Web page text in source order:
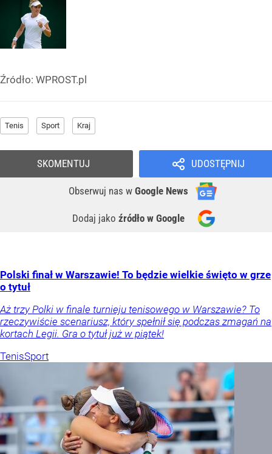
Źródło: WPROST.pl
Tenis Sport Kraj
UDOSTĘPNIJ
Obserwuj nas w Google News
Dodaj jako źródło w Google
SKOMENTUJ
Polski finał w Warszawie! To będzie wielkie święto w grze
o tytuł
Aż trzy Polki w finale turnieju tenisowego w Warszawie? To
rzeczywiście scenariusz, który spełnił się podczas zmagań na
kortach Legii. Gra o tytuł już w piątek!
TenisSport